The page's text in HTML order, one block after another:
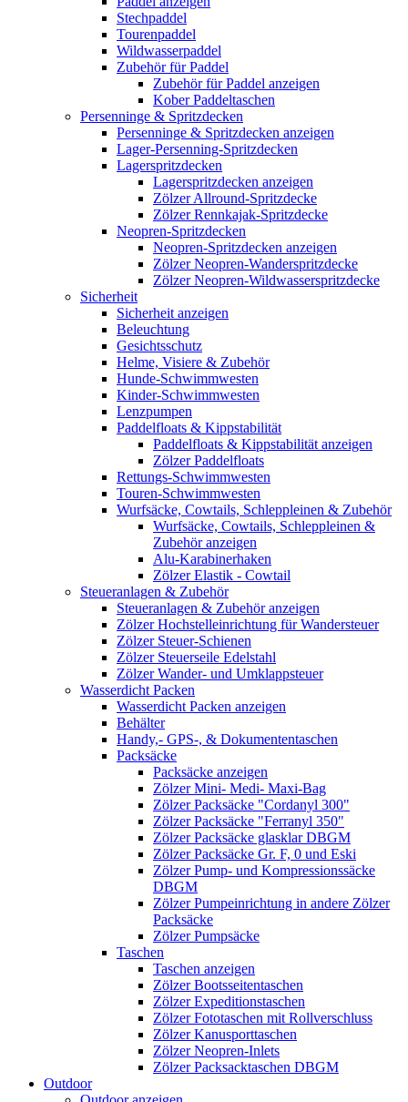
Stechpaddel
Tourenpaddel
Wildwasserpaddel
Zubehör für Paddel
Zubehör für Paddel anzeigen
Kober Paddeltaschen
Persenninge & Spritzdecken
Persenninge & Spritzdecken anzeigen
Lager-Persenning-Spritzdecken
Lagerspritzdecken
Lagerspritzdecken anzeigen
Zölzer Allround-Spritzdecke
Zölzer Rennkajak-Spritzdecke
Neopren-Spritzdecken
Neopren-Spritzdecken anzeigen
Zölzer Neopren-Wanderspritzdecke
Zölzer Neopren-Wildwasserspritzdecke
Sicherheit
Sicherheit anzeigen
Beleuchtung
Gesichtsschutz
Helme, Visiere & Zubehör
Hunde-Schwimmwesten
Kinder-Schwimmwesten
Lenzpumpen
Paddelfloats & Kippstabilität
Paddelfloats & Kippstabilität anzeigen
Zölzer Paddelfloats
Rettungs-Schwimmwesten
Touren-Schwimmwesten
Wurfsäcke, Cowtails, Schleppleinen & Zubehör
Wurfsäcke, Cowtails, Schleppleinen &
Zubehör anzeigen
Alu-Karabinerhaken
Zölzer Elastik - Cowtail
Steueranlagen & Zubehör
Steueranlagen & Zubehör anzeigen
Zölzer Hochstelleinrichtung für Wandersteuer
Zölzer Steuer-Schienen
Zölzer Steuerseile Edelstahl
Zölzer Wander- und Umklappsteuer
Wasserdicht Packen
Wasserdicht Packen anzeigen
Behälter
Handy,- GPS-, & Dokumententaschen
Packsäcke
Packsäcke anzeigen
Zölzer Mini- Medi- Maxi-Bag
Zölzer Packsäcke "Cordanyl 300"
Zölzer Packsäcke "Ferranyl 350"
Zölzer Packsäcke glasklar DBGM
Zölzer Packsäcke Gr. F, 0 und Eski
Zölzer Pump- und Kompressionssäcke
DBGM
Zölzer Pumpeinrichtung in andere Zölzer
Packsäcke
Zölzer Pumpsäcke
Taschen
Taschen anzeigen
Zölzer Bootsseitentaschen
Zölzer Expeditionstaschen
Zölzer Fototaschen mit Rollverschluss
Zölzer Kanusporttaschen
Zölzer Neopren-Inlets
Zölzer Packsacktaschen DBGM
Outdoor